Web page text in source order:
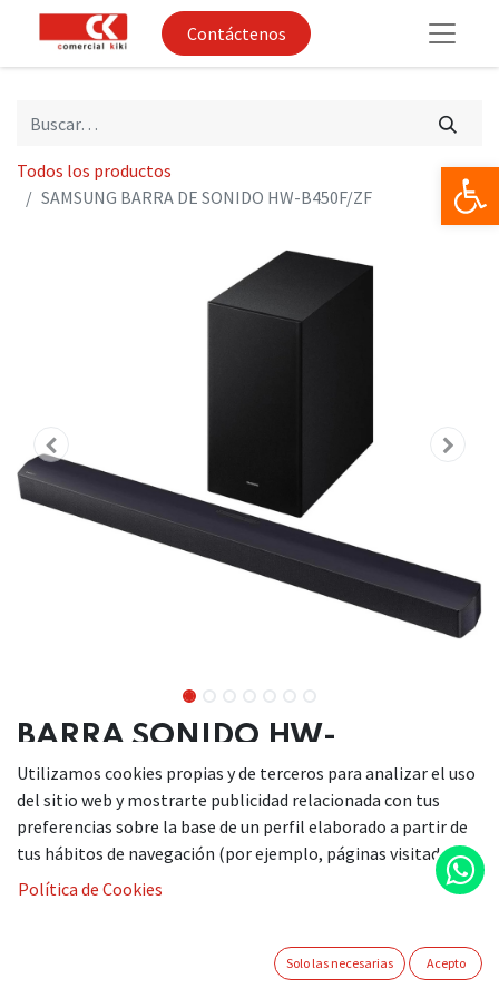
Contáctenos
Todos los productos
SAMSUNG BARRA DE SONIDO HW-B450F/ZF
BARRA SONIDO HW-
B450F/ZF (SAMSUNG)
Barra de sonido Serie B 2.1ch Sound con Subwoofer
inalámbrico, Dolby Audio / DTS Virtual:X, Bass
Utilizamos cookies propias y de terceros para analizar el uso
del sitio web y mostrarte publicidad relacionada con tus
preferencias sobre la base de un perfil elaborado a partir de
tus hábitos de navegación (por ejemplo, páginas visitadas).
Política de Cookies
Solo las necesarias Acepto